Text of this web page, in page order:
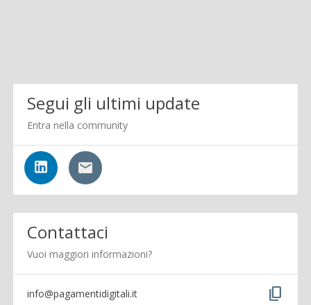
Segui gli ultimi update
Entra nella community
Contattaci
Vuoi maggiori informazioni?
info@pagamentidigitali.it content_copy